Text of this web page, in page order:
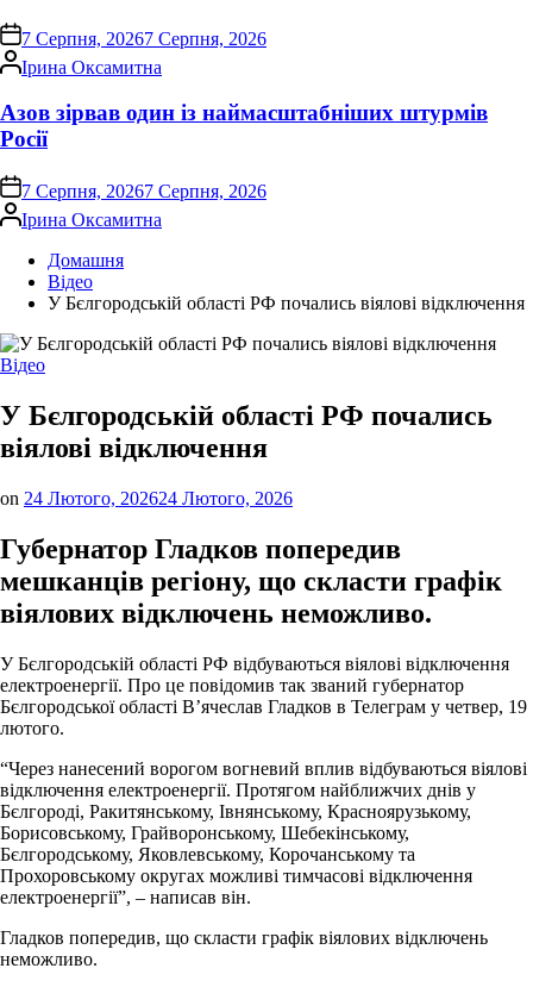
on 7 Серпня, 20267 Серпня, 2026
Опубліковано
Ірина Оксамитна
Азов зірвав один із наймасштабніших штурмів
Росії
on 7 Серпня, 20267 Серпня, 2026
Опубліковано
Ірина Оксамитна
Домашня
Відео
У Бєлгородській області РФ почались віялові відключення
Опублікувати
Відео
У Бєлгородській області РФ почались
віялові відключення
on 24 Лютого, 202624 Лютого, 2026
Губернатор Гладков попередив
мешканців регіону, що скласти графік
віялових відключень неможливо.
У Бєлгородській області РФ відбуваються віялові відключення
електроенергії. Про це повідомив так званий губернатор
Бєлгородської області В’ячеслав Гладков в Телеграм у четвер, 19
лютого.
“Через нанесений ворогом вогневий вплив відбуваються віялові
відключення електроенергії. Протягом найближчих днів у
Бєлгороді, Ракитянському, Івнянському, Красноярузькому,
Борисовському, Грайворонському, Шебекінському,
Бєлгородському, Яковлевському, Корочанському та
Прохоровському округах можливі тимчасові відключення
електроенергії”, – написав він.
Гладков попередив, що скласти графік віялових відключень
неможливо.